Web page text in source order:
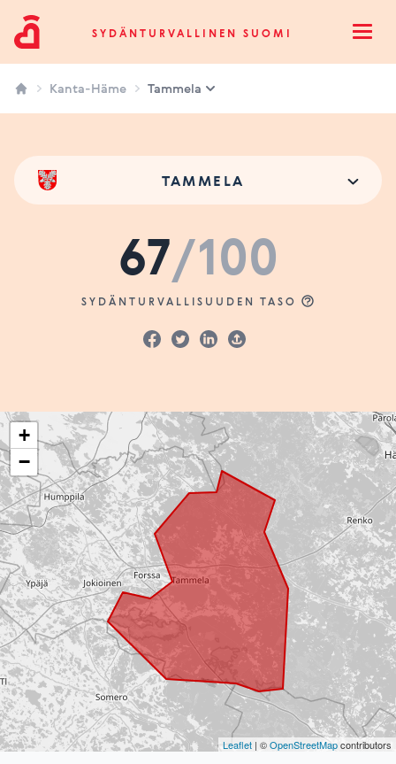
Sydänturvallinen SuomiSYDÄNTURVALLINEN SUOMI
Kanta-Häme Tammela
TAMMELA
67/100
SYDÄNTURVALLISUUDEN TASO
+
−
Leaflet | ©OpenStreetMapcontributors